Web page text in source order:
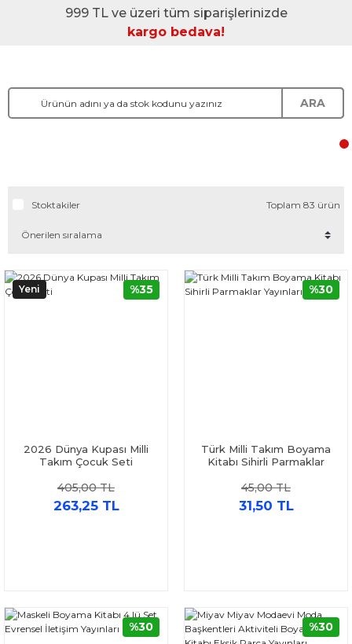
999 TL ve üzeri tüm siparişlerinizde
kargo bedava!
ARA
Stoktakiler Toplam 83 ürün
Yeni
2026 Dünya Kupası Milli
Takım Çocuk Seti
405,00 TL
263,25 TL
%35
Türk Milli Takım Boyama
Kitabı Sihirli Parmaklar
45,00 TL
31,50 TL
%30
%30 %30